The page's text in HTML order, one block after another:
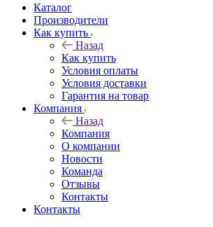
Каталог
Производители
Как купить
Назад
Как купить
Условия оплаты
Условия доставки
Гарантия на товар
Компания
Назад
Компания
О компании
Новости
Команда
Отзывы
Контакты
Контакты